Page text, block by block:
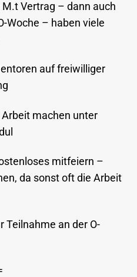
Vertrag – dann auch
Woche – haben viele
auf freiwilliger
machen unter
mitfeiern –
da sonst oft die Arbeit
an der O-